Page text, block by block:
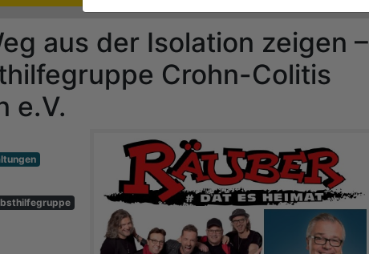
aus der Isolation zeigen –
Crohn-Colitis
e.V.